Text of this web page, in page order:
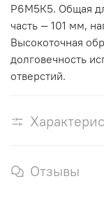
Р6М5К5. Общая
часть — 101 мм,
Высокоточная
долговечность
отверстий.
Отзывы